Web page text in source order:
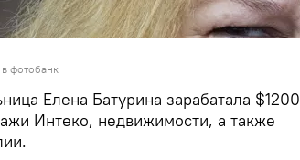
фотобанк
Елена Батурина зарабатала $1200
Интеко, недвижимости, а также